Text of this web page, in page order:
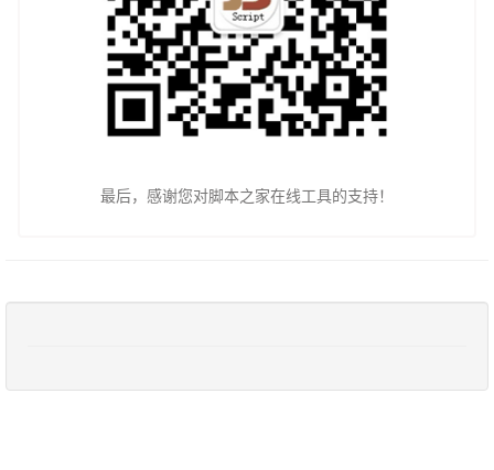
最后，感谢您对脚本之家在线工具的支持！